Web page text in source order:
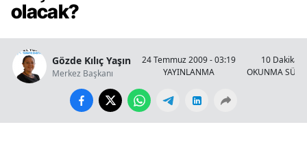
olacak?
Gözde Kılıç Yaşın
Merkez Başkanı
24 Temmuz 2009 - 03:19
YAYINLANMA
10 Dakika
OKUNMA